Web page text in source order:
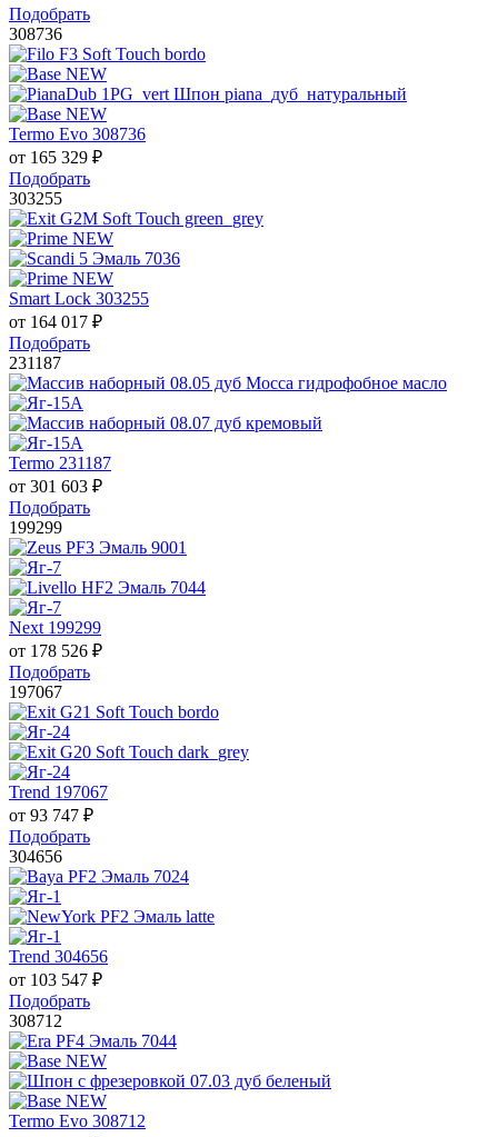
Подобрать
308736
Termo Evo 308736
от 165 329 ₽
Подобрать
303255
Smart Lock 303255
от 164 017 ₽
Подобрать
231187
Termo 231187
от 301 603 ₽
Подобрать
199299
Next 199299
от 178 526 ₽
Подобрать
197067
Trend 197067
от 93 747 ₽
Подобрать
304656
Trend 304656
от 103 547 ₽
Подобрать
308712
Termo Evo 308712